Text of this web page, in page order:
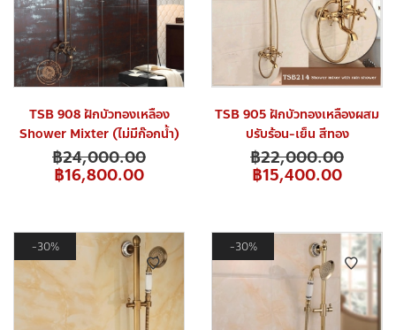
TSB 908 ฝักบัวทองเหลือง
Shower Mixter (ไม่มีก๊อกน้ำ)
฿24,000.00
฿16,800.00
TSB 905 ฝักบัวทองเหลืองผสม
ปรับร้อน-เย็น สีทอง
฿22,000.00
฿15,400.00
30% 30%